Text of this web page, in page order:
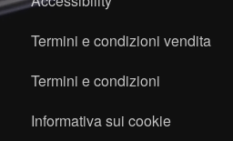
Termini e condizioni vendita
Termini e condizioni
Informativa sui cookie